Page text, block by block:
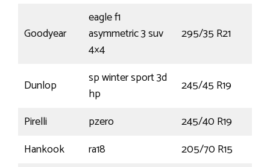
Goodyear
eagle f1
asymmetric 3 suv
4×4
295/35 R21
Dunlop
sp winter sport 3d
hp
245/45 R19
Pirelli
pzero 245/40 R19
Hankook
ra18 205/70 R15